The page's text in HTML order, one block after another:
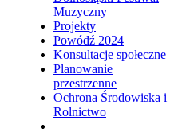
Muzyczny
Projekty
Powódź 2024
Konsultacje społeczne
Planowanie
przestrzenne
Ochrona Środowiska i
Rolnictwo